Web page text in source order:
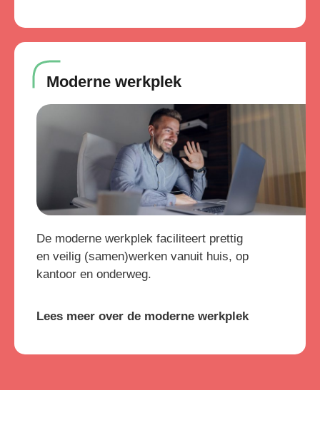
Moderne werkplek
De moderne werkplek faciliteert prettig
en veilig (samen)werken vanuit huis, op
kantoor en onderweg.
Lees meer over de moderne werkplek